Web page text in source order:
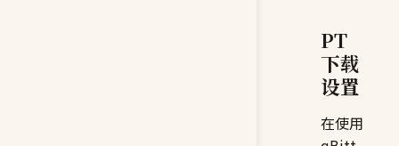
PT
下载
设置
在使用